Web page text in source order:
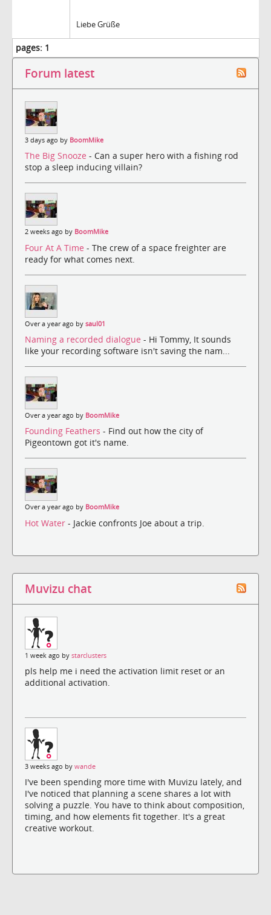
Liebe Grüße
pages: 1
Forum latest
3 days ago by BoomMike
The Big Snooze - Can a super hero with a fishing rod
stop a sleep inducing villain?
2 weeks ago by BoomMike
Four At A Time - The crew of a space freighter are
ready for what comes next.
Over a year ago by saul01
Naming a recorded dialogue - Hi Tommy, It sounds
like your recording software isn't saving the nam...
Over a year ago by BoomMike
Founding Feathers - Find out how the city of
Pigeontown got it's name.
Over a year ago by BoomMike
Hot Water - Jackie confronts Joe about a trip.
Muvizu chat
1 week ago by starclusters
pls help me i need the activation limit reset or an
additional activation.
3 weeks ago by wande
I've been spending more time with Muvizu lately, and
I've noticed that planning a scene shares a lot with
solving a puzzle. You have to think about composition,
timing, and how elements fit together. It's a great
creative workout.